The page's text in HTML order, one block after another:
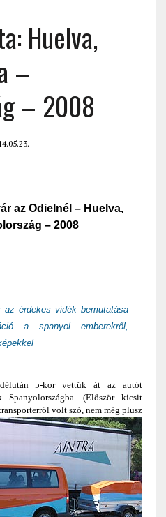
Huelva,
–
– 2008
az Odielnél – Huelva,
– 2008
érdekes vidék bemutatása
a spanyol emberekről,
5-kor vettük át az autót
(Először kicsit
volt szó, nem még plusz